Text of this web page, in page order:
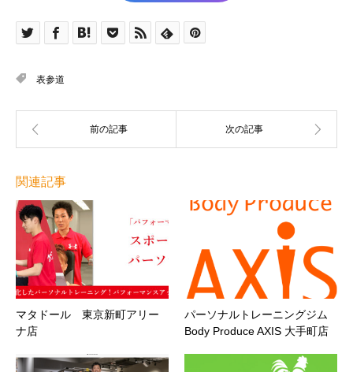
表参道
関連記事
マタドール 東京新町アリー
ナ店
パーソナルトレーニングジム
Body Produce AXIS 大手町店